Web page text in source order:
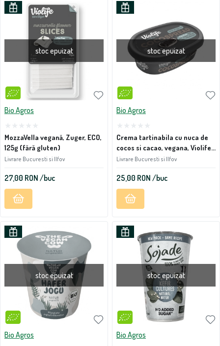
stoc epuizat
Bio Agros
MozzaVella vegană, Zuger, ECO,
125g (fără gluten)
Livrare Bucuresti si Ilfov
27,00 RON /buc
stoc epuizat
Bio Agros
Crema tartinabila cu nuca de
cocos si cacao, vegana, Violife,
150g
Livrare Bucuresti si Ilfov
25,00 RON /buc
stoc epuizat
Bio Agros
stoc epuizat
Bio Agros